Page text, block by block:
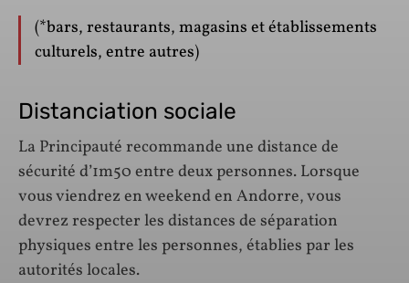
(*bars, restaurants, magasins et établissements
culturels, entre autres)
Distanciation sociale
La Principauté recommande une distance de
sécurité d’1m50 entre deux personnes. Lorsque
vous viendrez en weekend en Andorre, vous
devrez respecter les distances de séparation
physiques entre les personnes, établies par les
autorités locales.